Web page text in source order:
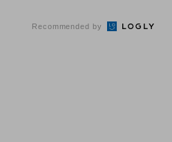
Recommended by